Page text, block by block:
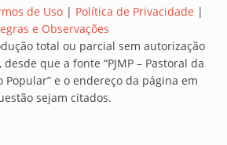
de Uso| Política de Privacidade |
e Observações
total ou parcial sem autorização
que a fonte “PJMP – Pastoral da
Popular” e o endereço da página em
sejam citados.